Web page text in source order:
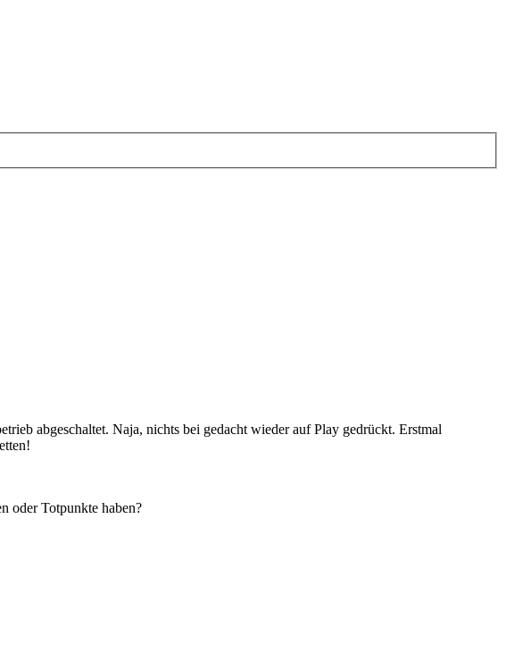
abgeschaltet. Naja, nichts bei gedacht wieder auf Play gedrückt. Erstmal
oder Totpunkte haben?